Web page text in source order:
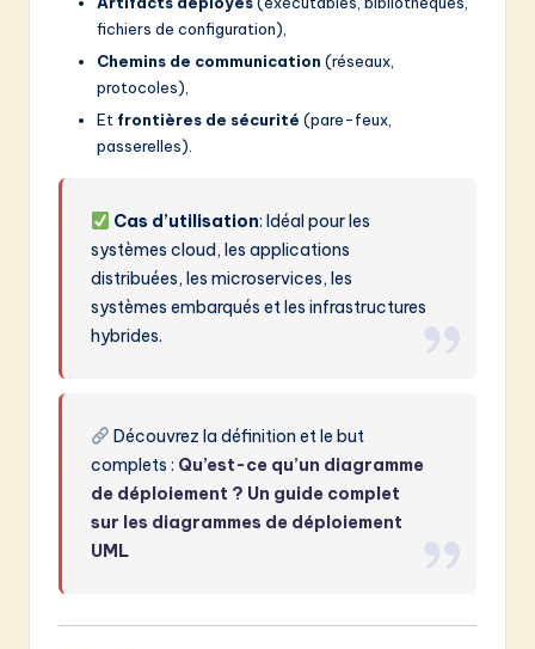
fichiers de configuration),
Chemins de communication (réseaux,
protocoles),
Et frontières de sécurité (pare-feux,
passerelles).
Cas d’utilisation: Idéal pour les
systèmes cloud, les applications
distribuées, les microservices, les
systèmes embarqués et les infrastructures
hybrides.
Découvrez la définition et le but
complets : Qu’est-ce qu’un diagramme
de déploiement ? Un guide complet
sur les diagrammes de déploiement
UML